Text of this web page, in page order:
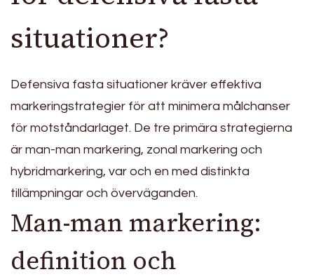
situationer?
Defensiva fasta situationer kräver effektiva
markeringstrategier för att minimera målchanser
för motståndarlaget. De tre primära strategierna
är man-man markering, zonal markering och
hybridmarkering, var och en med distinkta
tillämpningar och överväganden.
Man-man markering:
definition och